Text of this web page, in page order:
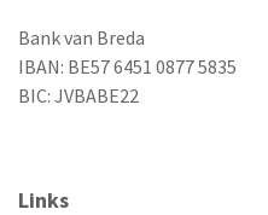
Bank van Breda
IBAN: BE57 6451 0877 5835
BIC: JVBABE22
Links